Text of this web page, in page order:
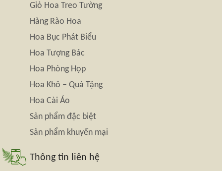
Giỏ Hoa Treo Tường
Hàng Rào Hoa
Hoa Bục Phát Biểu
Hoa Tượng Bác
Hoa Phòng Họp
Hoa Khô – Quà Tặng
Hoa Cài Áo
Sản phẩm đặc biệt
Sản phẩm khuyến mại
Thông tin liên hệ